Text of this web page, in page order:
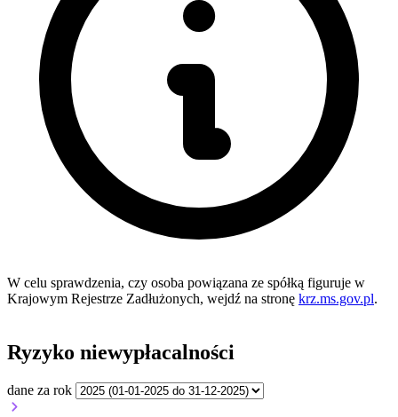
W celu sprawdzenia, czy osoba powiązana ze spółką figuruje w
Krajowym Rejestrze Zadłużonych, wejdź na stronę krz.ms.gov.pl.
Ryzyko niewypłacalności
dane za rok